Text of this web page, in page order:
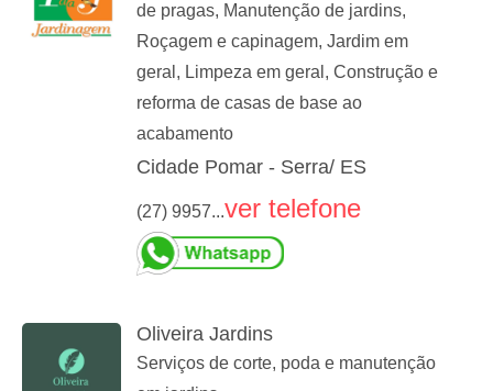
de pragas, Manutenção de jardins,
Roçagem e capinagem, Jardim em
geral, Limpeza em geral, Construção e
reforma de casas de base ao
acabamento
Cidade Pomar - Serra/ ES
(27) 9957...ver telefone
Oliveira Jardins
Serviços de corte, poda e manutenção